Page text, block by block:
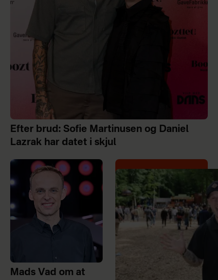
Efter brud: Sofie Martinusen og Daniel
Lazrak har datet i skjul
Mads Vad om at